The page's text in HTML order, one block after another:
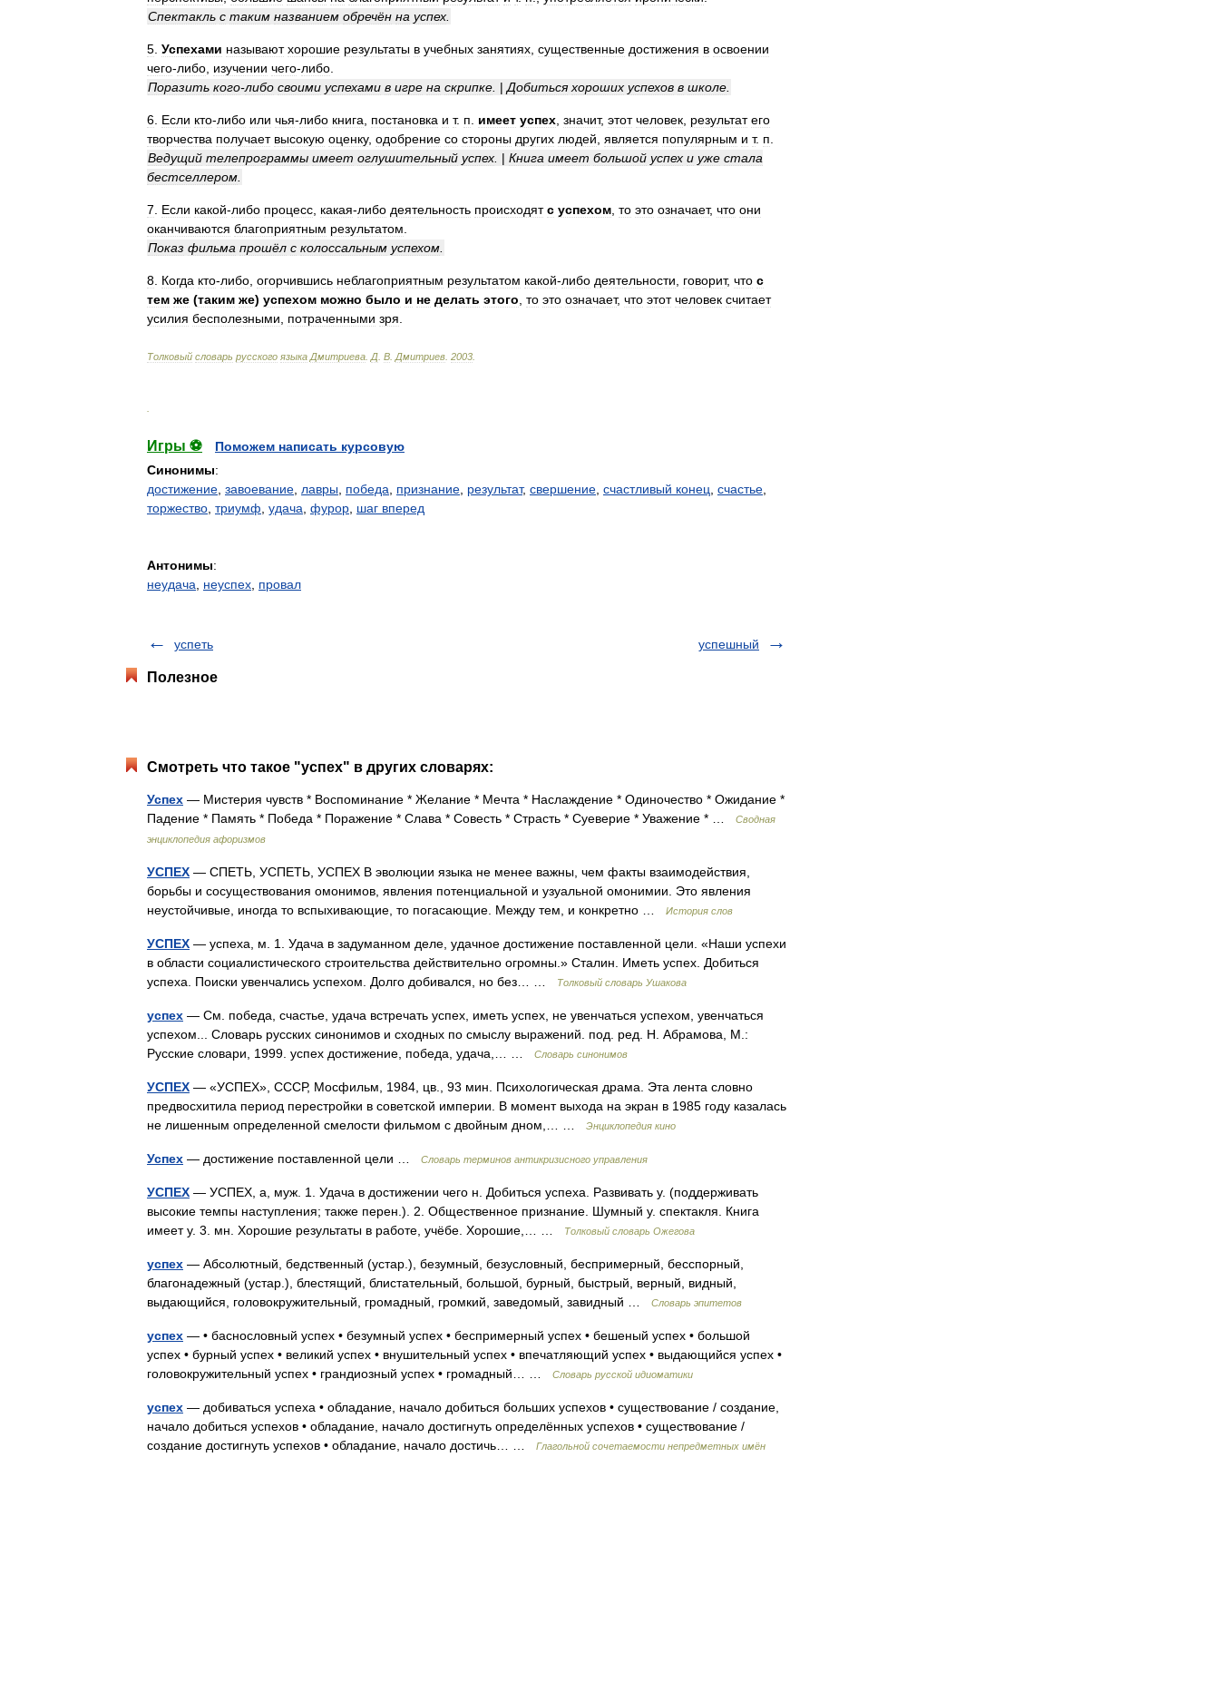
Спектакль с таким названием обречён на успех
5 Успехами называют хорошие результаты в учебных занятиях существенные достижения в освоении
чего-либо изучении чего-либо
Поразить кого-либо своими успехами в игре на скрипке | Добиться хороших успехов в школе
6 Если кто-либо или чья-либо книга постановка и т. п имеет успех значит, этот человек результат его
творчества получает высокую оценку, одобрение со стороны других людей является популярным и т. п
Ведущий телепрограммы имеет оглушительный успех | Книга имеет большой успех и уже стала
бестселлером
7 Если какой-либо процесс какая-либо деятельность происходят с успехом то это означает, что они
оканчиваются благоприятным результатом
Показ фильма прошёл с колоссальным успехом
8 Когда кто-либо огорчившись неблагоприятным результатом какой-либо деятельности говорит, что с
тем же (таким же) успехом можно было и не делать этого то это означает, что этот человек считает
усилия бесполезными потраченными зря
Толковый словарь русского языка Дмитриева Д В Дмитриев 2003
Игры ⚽
Поможем написать курсовую
Синонимы:
достижение завоевание лавры победа признание результат, свершение счастливый конец счастье
торжество триумф удача фурор шаг вперед
Антонимы:
неудача
неуспех провал
успеть успешный
Полезное
Смотреть что такое "успех" в других словарях:
Успех — Мистерия чувств * Воспоминание * Желание * Мечта * Наслаждение * Одиночество * Ожидание *
Падение * Память * Победа * Поражение * Слава * Совесть * Страсть * Суеверие * Уважение * …
Сводная
энциклопедия афоризмов
УСПЕХ — СПЕТЬ, УСПЕТЬ, УСПЕХ В эволюции языка не менее важны, чем факты взаимодействия,
борьбы и сосуществования омонимов, явления потенциальной и узуальной омонимии. Это явления
неустойчивые, иногда то вспыхивающие, то погасающие. Между тем, и конкретно …
История слов
УСПЕХ — успеха, м. 1. Удача в задуманном деле, удачное достижение поставленной цели. «Наши успехи
в области социалистического строительства действительно огромны.» Сталин. Иметь успех. Добиться
успеха. Поиски увенчались успехом. Долго добивался, но без… …
Толковый словарь Ушакова
успех — См. победа, счастье, удача встречать успех, иметь успех, не увенчаться успехом, увенчаться
успехом... Словарь русских синонимов и сходных по смыслу выражений. под. ред. Н. Абрамова, М.:
Русские словари, 1999. успех достижение, победа, удача,… …
Словарь синонимов
УСПЕХ — «УСПЕХ», СССР, Мосфильм, 1984, цв., 93 мин. Психологическая драма. Эта лента словно
предвосхитила период перестройки в советской империи. В момент выхода на экран в 1985 году казалась
не лишенным определенной смелости фильмом с двойным дном,… …
Энциклопедия кино
Успех — достижение поставленной цели … Словарь терминов антикризисного управления
УСПЕХ — УСПЕХ, а, муж. 1. Удача в достижении чего н. Добиться успеха. Развивать у. (поддерживать
высокие темпы наступления; также перен.). 2. Общественное признание. Шумный у. спектакля. Книга
имеет у. 3. мн. Хорошие результаты в работе, учёбе. Хорошие,… …
Толковый словарь Ожегова
успех — Абсолютный, бедственный (устар.), безумный, безусловный, беспримерный, бесспорный,
благонадежный (устар.), блестящий, блистательный, большой, бурный, быстрый, верный, видный,
выдающийся, головокружительный, громадный, громкий, заведомый, завидный …
Словарь эпитетов
успех — • баснословный успех • безумный успех • беспримерный успех • бешеный успех • большой
успех • бурный успех • великий успех • внушительный успех • впечатляющий успех • выдающийся успех •
головокружительный успех • грандиозный успех • громадный… …
Словарь русской идиоматики
успех — добиваться успеха • обладание, начало добиться больших успехов • существование / создание,
начало добиться успехов • обладание, начало достигнуть определённых успехов • существование /
создание достигнуть успехов • обладание, начало достичь… …
Глагольной сочетаемости непредметных имён